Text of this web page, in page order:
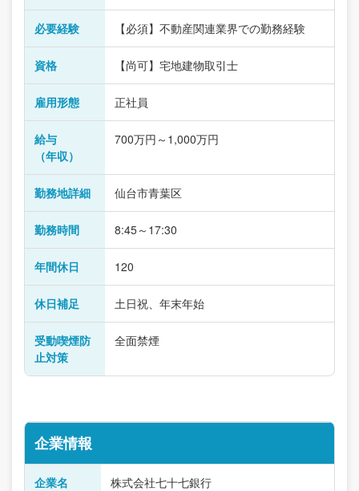
必要経験 【必須】不動産関連業界での勤務経験
資格 【尚可】宅地建物取引士
雇用形態 正社員
給与
（年収）
700万円～1,000万円
勤務地詳細 仙台市青葉区
勤務時間 8:45～17:30
年間休日 120
休日補足 土日祝、年末年始
受動喫煙防
止対策
全面禁煙
企業情報
企業名 株式会社七十七銀行